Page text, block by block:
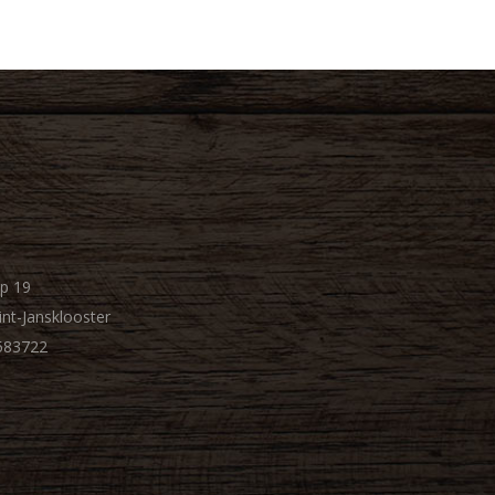
19
Jansklooster